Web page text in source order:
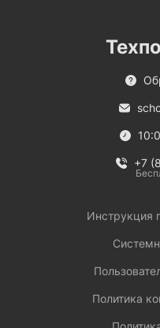
+7
Инструкция
Политика